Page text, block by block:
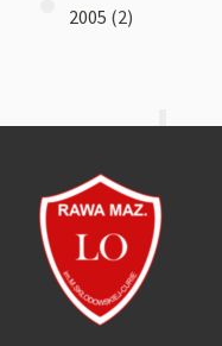
2005 (2)